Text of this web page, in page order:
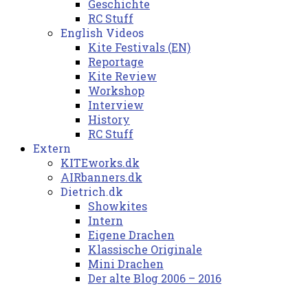
Geschichte
RC Stuff
English Videos
Kite Festivals (EN)
Reportage
Kite Review
Workshop
Interview
History
RC Stuff
Extern
KITEworks.dk
AIRbanners.dk
Dietrich.dk
Showkites
Intern
Eigene Drachen
Klassische Originale
Mini Drachen
Der alte Blog 2006 – 2016